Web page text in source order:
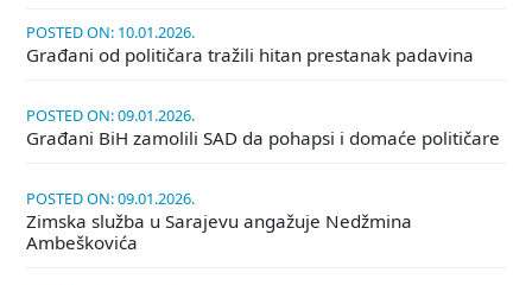
POSTED ON: 10.01.2026.
Građani od političara tražili hitan prestanak padavina
POSTED ON: 09.01.2026.
Građani BiH zamolili SAD da pohapsi i domaće političare
POSTED ON: 09.01.2026.
Zimska služba u Sarajevu angažuje Nedžmina
Ambeškovića